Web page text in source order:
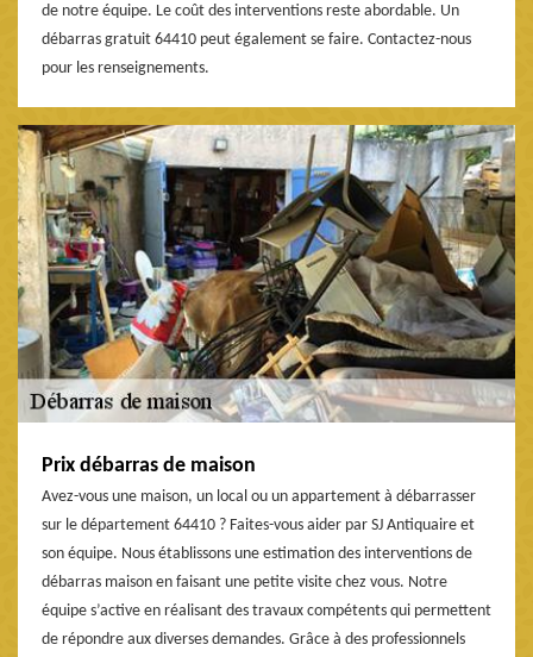
de notre équipe. Le coût des interventions reste abordable. Un
débarras gratuit 64410 peut également se faire. Contactez-nous
pour les renseignements.
Prix débarras de maison
Avez-vous une maison, un local ou un appartement à débarrasser
sur le département 64410 ? Faites-vous aider par SJ Antiquaire et
son équipe. Nous établissons une estimation des interventions de
débarras maison en faisant une petite visite chez vous. Notre
équipe s’active en réalisant des travaux compétents qui permettent
de répondre aux diverses demandes. Grâce à des professionnels